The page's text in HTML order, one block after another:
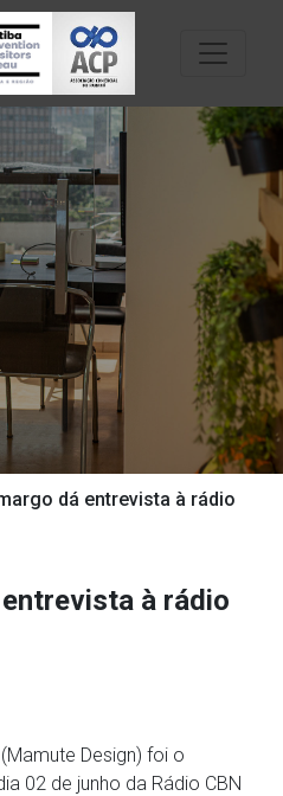
dá entrevista à rádio
à rádio
Design) foi o
02 de junho da Rádio CBN